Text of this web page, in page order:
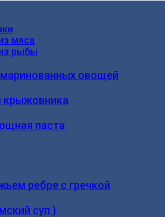
мяса
рыбы
овощей
крыжовника
паста
ребре с гречкой
суп )